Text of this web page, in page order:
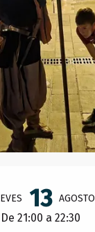
13 AGOSTO
De 21:00 a 22:30